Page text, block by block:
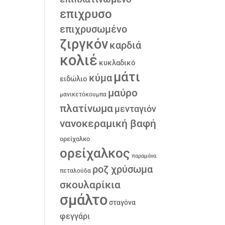
επιχρυσο
επιχρυσωμένο
ζιργκόνκαρδιά
κολιέ κυκλαδικό
ειδώλιο κύμα μάτι
μανικετόκουμπα μαύρο
πλατίνωμαμενταγιόν
νανοκεραμική βαφή
ορείχαλκο
ορείχαλκος παραμάνα
πεταλούδα ροζ χρύσωμα
σκουλαρίκια
σμάλτοσταγόνα
φεγγάρι